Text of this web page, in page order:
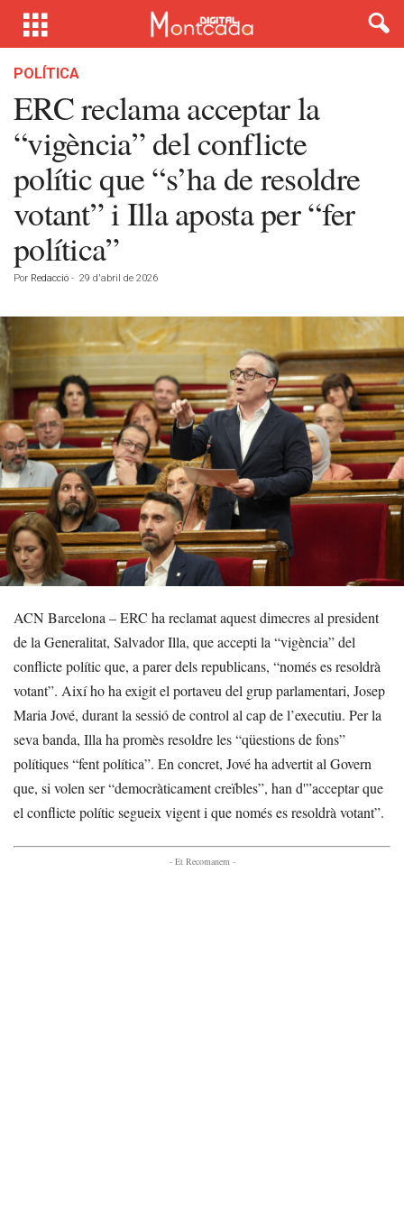
POLÍTICA
ERC reclama acceptar la
“vigència” del conflicte
polític que “s’ha de resoldre
votant” i Illa aposta per “fer
política”
Por Redacció - 29 d'abril de 2026
ACN Barcelona – ERC ha reclamat aquest dimecres al president
de la Generalitat, Salvador Illa, que accepti la “vigència” del
conflicte polític que, a parer dels republicans, “només es resoldrà
votant”. Així ho ha exigit el portaveu del grup parlamentari, Josep
Maria Jové, durant la sessió de control al cap de l’executiu. Per la
seva banda, Illa ha promès resoldre les “qüestions de fons”
polítiques “fent política”. En concret, Jové ha advertit al Govern
que, si volen ser “democràticament creïbles”, han d'”acceptar que
el conflicte polític segueix vigent i que només es resoldrà votant”.
- Et Recomanem -